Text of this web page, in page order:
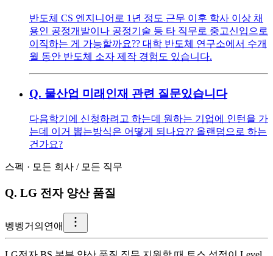
반도체 CS 엔지니어로 1년 정도 근무 이후 학사 이상 채
용인 공정개발이나 공정기술 등 타 직무로 중고신입으로
이직하는 게 가능할까요?? 대학 반도체 연구소에서 수개
월 동안 반도체 소자 제작 경험도 있습니다.
Q. 물산업 미래인재 관련 질문있습니다
다음학기에 신청하려고 하는데 원하는 기업에 인턴을 가
는데 이거 뽑는방식은 어떻게 되나요?? 올랜덤으로 하는
건가요?
스펙 · 모든 회사 / 모든 직무
Q. LG 전자 양산 품질
벵벵거의연애